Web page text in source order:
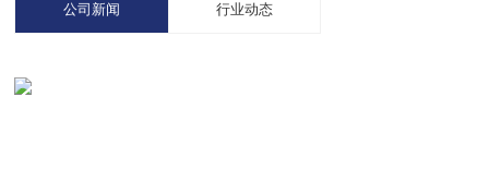
公司新闻 行业动态